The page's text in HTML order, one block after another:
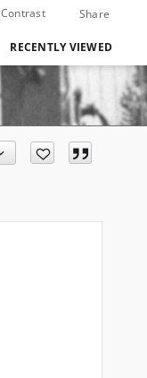
Contrast Share
RECENTLY VIEWED